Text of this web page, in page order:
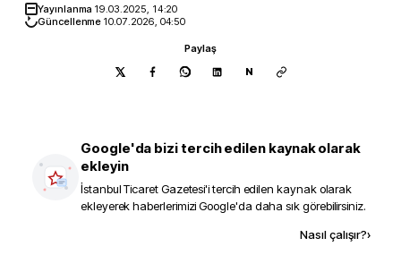
Yayınlanma 19.03.2025, 14:20
Güncellenme 10.07.2026, 04:50
Paylaş
N
Google'da bizi tercih edilen kaynak olarak
ekleyin
İstanbul Ticaret Gazetesi'i tercih edilen kaynak olarak
ekleyerek haberlerimizi Google'da daha sık görebilirsiniz.
Nasıl çalışır?›